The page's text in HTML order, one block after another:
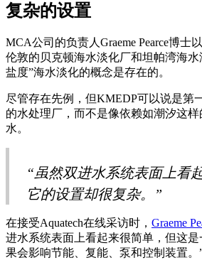
复杂的设置
MCA公司的负责人Graeme Pearce博士
伦敦的贝克顿海水淡化厂和坦帕湾海
盐度”海水淡化的概念是存在的。
尽管存在先例，但KMEDP可以说是第
的水处理厂，而不是像依赖如潮汐这
水。
“虽然双进水系统表面上看
它的设置却很复杂。”
在接受Aquatech在线采访时， Graeme
进水系统表面上看起来很简单，但这
果会影响节能、复能、泵和控制装置。